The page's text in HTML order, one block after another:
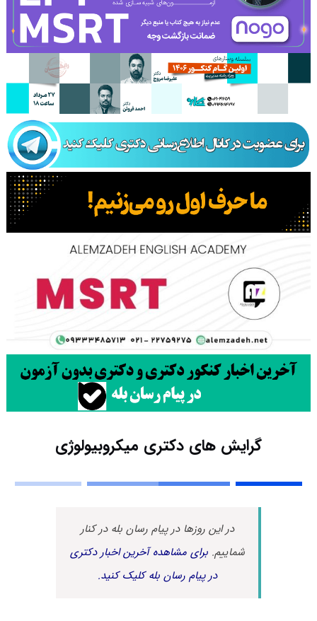
گرایش های دکتری ﻣﻴﻜﺮوﺑﻴﻮﻟﻮژی
در این روزها در پیام رسان بله در کنار
شماییم.برای مشاهده آخرین اخبار دکتری
در پیام رسان بله کلیک کنید.